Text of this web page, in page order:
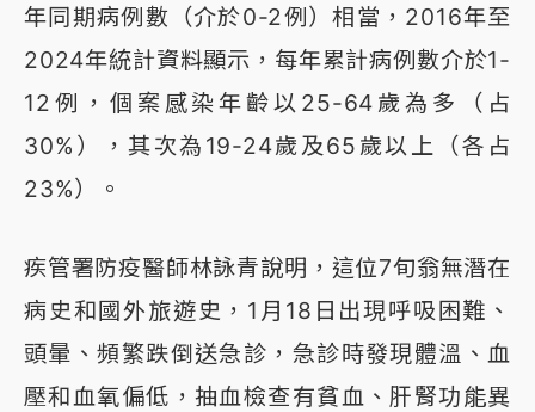
年同期病例數（介於0-2例）相當，2016年至
2024年統計資料顯示，每年累計病例數介於1-
12例，個案感染年齡以25-64歲為多（占
30%），其次為19-24歲及65歲以上（各占
23%）。
疾管署防疫醫師林詠青說明，這位7旬翁無潛在
病史和國外旅遊史，1月18日出現呼吸困難、
頭暈、頻繁跌倒送急診，急診時發現體溫、血
壓和血氧偏低，抽血檢查有貧血、肝腎功能異